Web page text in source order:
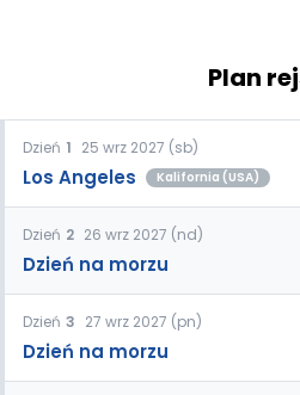
Plan
Dzień 1 25 wrz 2027 (sb)
Los Angeles Kalifornia (USA)
Dzień 2 26 wrz 2027 (nd)
Dzień na morzu
Dzień 3 27 wrz 2027 (pn)
Dzień na morzu